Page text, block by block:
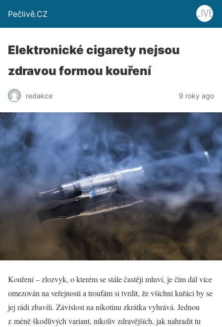
Pečlivě.CZ
Elektronické cigarety nejsou
zdravou formou kouření
redakce 9 roky ago
Kouření – zlozvyk, o kterém se stále častěji mluví, je čím dál více
omezován na veřejnosti a troufám si tvrdit, že všichni kuřáci by se
jej rádi zbavili. Závislost na nikotinu zkrátka vyhrává. Jednou
z méně škodlivých variant, nikoliv zdravějších, jak nahradit tu